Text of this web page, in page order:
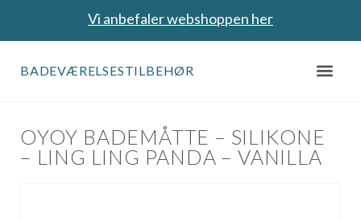
Vi anbefaler webshoppen her
BADEVÆRELSESTILBEHØR
OYOY BADEMÅTTE – SILIKONE
– LING LING PANDA – VANILLA